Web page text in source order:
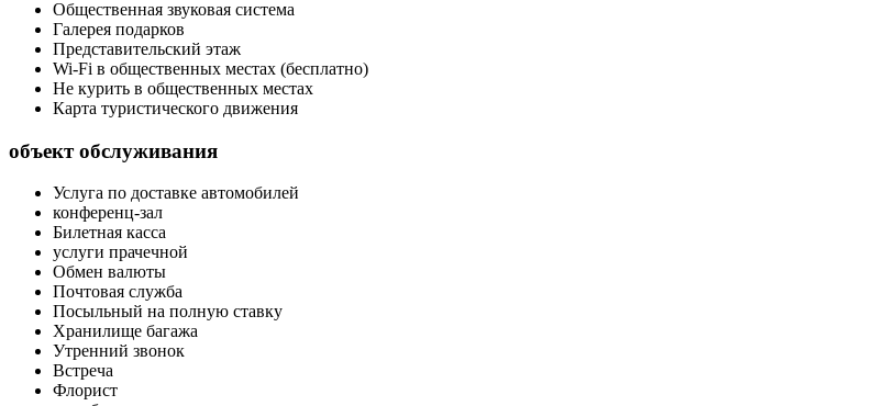
Общественная звуковая система
Галерея подарков
Представительский этаж
Wi-Fi в общественных местах (бесплатно)
Не курить в общественных местах
Карта туристического движения
объект обслуживания
Услуга по доставке автомобилей
конференц-зал
Билетная касса
услуги прачечной
Обмен валюты
Почтовая служба
Посыльный на полную ставку
Хранилище багажа
Утренний звонок
Встреча
Флорист